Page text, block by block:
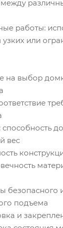
работы:
или
на выбор
вес
безопасного
подъема
и